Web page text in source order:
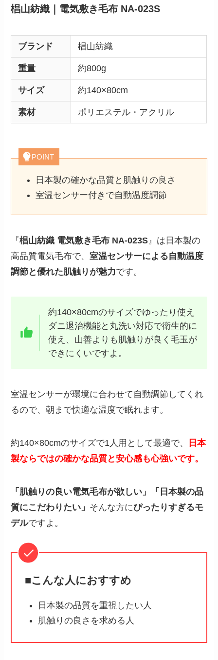
椙山紡織｜電気敷き毛布 NA-023S
ブランド 椙山紡織
重量 約800g
サイズ 約140×80cm
素材 ポリエステル・アクリル
POINT
日本製の確かな品質と肌触りの良さ
室温センサー付きで自動温度調節
『椙山紡織 電気敷き毛布 NA-023S 』は日本製の
高品質電気毛布で、室温センサーによる自動温度
調節と優れた肌触りが魅力です。
約140×80cmのサイズでゆったり使え
ダニ退治機能と丸洗い対応で衛生的に
使え、山善よりも肌触りが良く毛玉が
できにくいですよ。
室温センサーが環境に合わせて自動調節してくれ
るので、朝まで快適な温度で眠れます。
約140×80cmのサイズで1人用として最適で、
日本
製ならではの確かな品質と安心感も心強いです。
「肌触りの良い電気毛布が欲しい」「日本製の品
質にこだわりたい」 そんな方にぴったりすぎるモ
デルですよ。
■こんな人におすすめ
日本製の品質を重視したい人
肌触りの良さを求める人